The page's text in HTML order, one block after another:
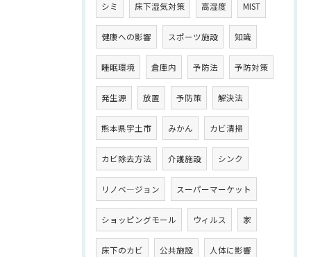
シミ 床下湿気対策 高湿度 MIST
健康への影響 スポーツ施設 知識
睡眠環境 倉庫内 予防法 予防対策
発生源 放置 予防策 解決法
熊本県宇土市 みかん カビ清掃
カビ除去方法 介護施設 シンク
リノベ―ジョン スーパーマーケット
ショッピングモール ウィルス 家
床下のカビ 公共施設 人体に影響